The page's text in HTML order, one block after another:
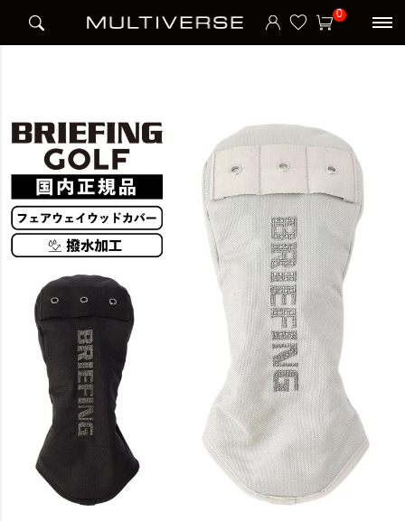
0
FAIRWAY WOOD ヘッドカバー フェアウェイウッドカバー COVER METALLIC COLL